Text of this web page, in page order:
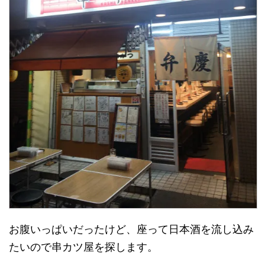
お腹いっぱいだったけど、座って日本酒を流し込み
たいので串カツ屋を探します。